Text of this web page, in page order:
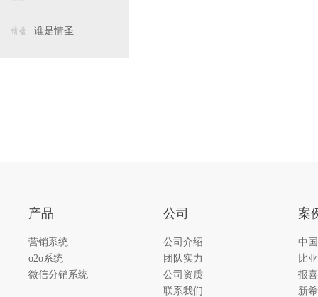
谁是情圣
产品
营销系统
o2o系统
微信分销系统
公司
公司介绍
团队实力
公司资质
联系我们
案
中
比
报
新